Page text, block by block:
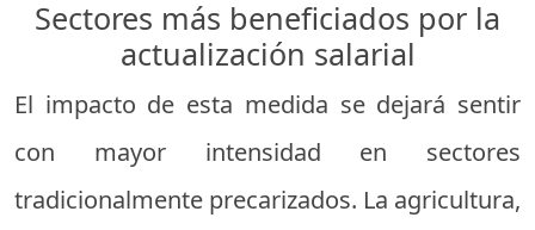
Sectores más beneficiados por la
actualización salarial
El impacto de esta medida se dejará sentir
con mayor intensidad en sectores
tradicionalmente precarizados. La agricultura,